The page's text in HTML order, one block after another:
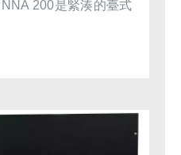
200是緊湊的臺式